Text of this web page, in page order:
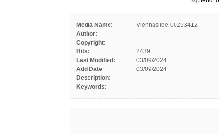
Media Name:
Viennaslide-00253412
Author:
Copyright:
Hits:
2439
Last Modified:
03/09/2024
Add Date
03/09/2024
Description:
Keywords: